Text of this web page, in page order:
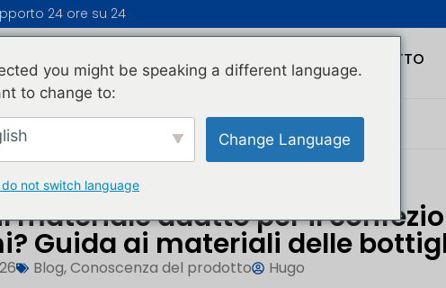
24 ore su 24
PRODOTTI CHI SIAMO CONTATTO
Più Adatta...
materiale adatto per il
Guida ai materiali delle
Blog,Conoscenza del prodotto
Hugo
you might be speaking a different language.
to change to:
Change Language
not switch language